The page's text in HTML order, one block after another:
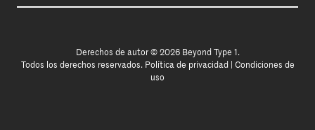
Derechos de autor © 2026 Beyond Type 1.
Todos los derechos reservados. Política de privacidad
Condiciones de
uso